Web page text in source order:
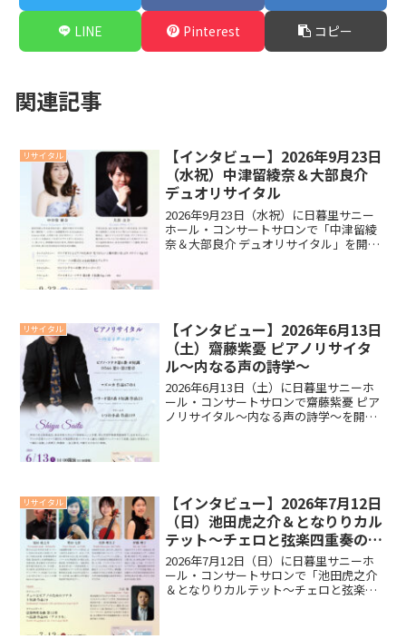
LINE Pinterest コピー
関連記事
リサイタル
【インタビュー】2026年9月23日
（水祝）中津留綾奈＆大部良介
デュオリサイタル
2026年9月23日（水祝）に日暮里サニー
ホール・コンサートサロンで「中津留綾
奈＆大部良介 デュオリサイタル」を開催
リサイタル
【インタビュー】2026年6月13日
（土）齋藤紫憂 ピアノリサイタ
ル～内なる声の詩学～
2026年6月13日（土）に日暮里サニーホ
ール・コンサートサロンで齋藤紫憂 ピア
ノリサイタル～内なる声の詩学～を開催
リサイタル
【インタビュー】2026年7月12日
（日）池田虎之介＆となりりカル
テット～チェロと弦楽四重奏の夕
べ～
2026年7月12日（日）に日暮里サニーホ
ール・コンサートサロンで「池田虎之介
＆となりりカルテット～チェロと弦楽四